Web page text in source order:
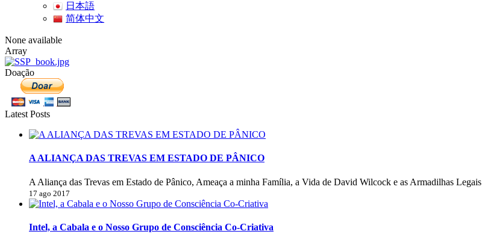
日本語
简体中文
None available
Array
Doação
Latest Posts
A ALIANÇA DAS TREVAS EM ESTADO DE PÂNICO
A Aliança das Trevas em Estado de Pânico, Ameaça a minha Família, a Vida de David Wilcock e as Armadilhas Legais
17 ago 2017
Intel, a Cabala e o Nosso Grupo de Consciência Co-Criativa